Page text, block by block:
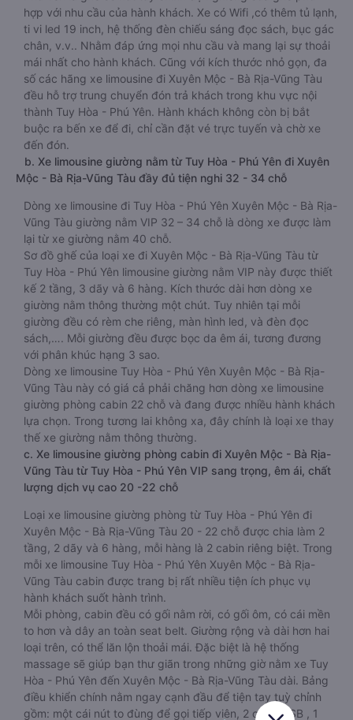
hợp với nhu cầu của hành khách. Xe có Wifi ,có thêm tủ lạnh,
ti vi led 19 inch, hệ thống đèn chiếu sáng đọc sách, bục gác
chân, v.v.. Nhằm đáp ứng mọi nhu cầu và mang lại sự thoải
mái nhất cho hành khách. Cũng với kích thước nhỏ gọn, đa
số các hãng xe limousine đi Xuyên Mộc - Bà Rịa-Vũng Tàu
đều hỗ trợ trung chuyển đón trả khách trong khu vực nội
thành Tuy Hòa - Phú Yên. Hành khách không còn bị bắt
buộc ra bến xe để đi, chỉ cần đặt vé trực tuyến và chờ xe
đến đón.
b. Xe limousine giường nằm từ Tuy Hòa - Phú Yên đi Xuyên
Mộc - Bà Rịa-Vũng Tàu đầy đủ tiện nghi 32 - 34 chỗ
Dòng xe limousine đi Tuy Hòa - Phú Yên Xuyên Mộc - Bà Rịa-
Vũng Tàu giường nằm VIP 32 – 34 chỗ là dòng xe được làm
lại từ xe giường nằm 40 chỗ.
Sơ đồ ghế của loại xe đi Xuyên Mộc - Bà Rịa-Vũng Tàu từ
Tuy Hòa - Phú Yên limousine giường nằm VIP này được thiết
kế 2 tầng, 3 dãy và 6 hàng. Kích thước dài hơn dòng xe
giường nằm thông thường một chút. Tuy nhiên tại mỗi
giường đều có rèm che riêng, màn hình led, và đèn đọc
sách,…. Mỗi giường đều được bọc da êm ái, tương đương
với phân khúc hạng 3 sao.
Dòng xe limousine Tuy Hòa - Phú Yên Xuyên Mộc - Bà Rịa-
Vũng Tàu này có giá cả phải chăng hơn dòng xe limousine
giường phòng cabin 22 chỗ và đang được nhiều hành khách
lựa chọn. Trong tương lai không xa, đây chính là loại xe thay
thế xe giường nằm thông thường.
c. Xe limousine giường phòng cabin đi Xuyên Mộc - Bà Rịa-
Vũng Tàu từ Tuy Hòa - Phú Yên VIP sang trọng, êm ái, chất
lượng dịch vụ cao 20 -22 chỗ
Loại xe limousine giường phòng từ Tuy Hòa - Phú Yên đi
Xuyên Mộc - Bà Rịa-Vũng Tàu 20 - 22 chỗ được chia làm 2
tầng, 2 dãy và 6 hàng, mỗi hàng là 2 cabin riêng biệt. Trong
mỗi xe limousine Tuy Hòa - Phú Yên Xuyên Mộc - Bà Rịa-
Vũng Tàu cabin được trang bị rất nhiều tiện ích phục vụ
hành khách suốt hành trình.
Mỗi phòng, cabin đều có gối nằm rời, có gối ôm, có cái mền
to hơn và dây an toàn seat belt. Giường rộng và dài hơn hai
loại trên, có thể lăn lộn thoải mái. Đặc biệt là hệ thống
massage sẽ giúp bạn thư giãn trong những giờ nằm xe Tuy
Hòa - Phú Yên đến Xuyên Mộc - Bà Rịa-Vũng Tàu dài. Bảng
điều khiển chính nằm ngay cạnh đầu để tiện tay tuỳ chỉnh
gồm: một cái nút to đùng để gọi tiếp viên, 2 cổng USB , 1